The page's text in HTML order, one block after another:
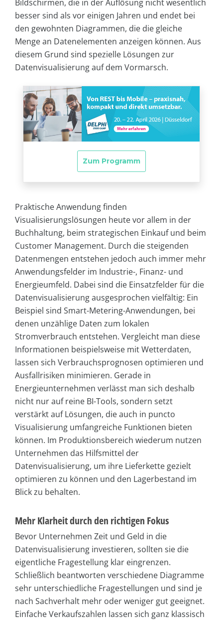
Bildschirmen, die in der Auflösung nicht wesentlich
besser sind als vor einigen Jahren und endet bei
den gewohnten Diagrammen, die die gleiche
Menge an Datenelementen anzeigen können. Aus
diesem Grund sind spezielle Lösungen zur
Datenvisualisierung auf dem Vormarsch.
Praktische Anwendung finden
Visualisierungslösungen heute vor allem in der
Buchhaltung, beim strategischen Einkauf und beim
Customer Management. Durch die steigenden
Datenmengen entstehen jedoch auch immer mehr
Anwendungsfelder im Industrie-, Finanz- und
Energieumfeld. Dabei sind die Einsatzfelder für die
Datenvisualisierung ausgesprochen vielfältig: Ein
Beispiel sind Smart-Metering-Anwendungen, bei
denen unzählige Daten zum lokalen
Stromverbrauch entstehen. Vergleicht man diese
Informationen beispielsweise mit Wetterdaten,
lassen sich Verbrauchsprognosen optimieren und
Ausfallrisiken minimieren. Gerade in
Energieunternehmen verlässt man sich deshalb
nicht nur auf reine BI-Tools, sondern setzt
verstärkt auf Lösungen, die auch in puncto
Visualisierung umfangreiche Funktionen bieten
können. Im Produktionsbereich wiederum nutzen
Unternehmen das Hilfsmittel der
Datenvisualisierung, um ihre Lieferkette gezielt
optimieren zu können und den Lagerbestand im
Blick zu behalten.
Mehr Klarheit durch den richtigen Fokus
Bevor Unternehmen Zeit und Geld in die
Datenvisualisierung investieren, sollten sie die
eigentliche Fragestellung klar eingrenzen.
Schließlich beantworten verschiedene Diagramme
sehr unterschiedliche Fragestellungen und sind je
nach Sachverhalt mehr oder weniger gut geeignet.
Einfache Verkaufszahlen lassen sich ganz klassisch